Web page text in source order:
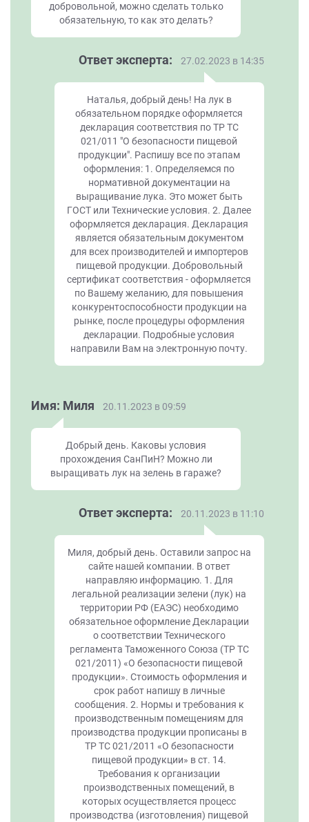
добровольной, можно сделать только
обязательную, то как это делать?
Ответ эксперта: 27.02.2023 в 14:35
Наталья, добрый день! На лук в
обязательном порядке оформляется
декларация соответствия по ТР ТС
021/011 "О безопасности пищевой
продукции". Распишу все по этапам
оформления: 1. Определяемся по
нормативной документации на
выращивание лука. Это может быть
ГОСТ или Технические условия. 2. Далее
оформляется декларация. Декларация
является обязательным документом
для всех производителей и импортеров
пищевой продукции. Добровольный
сертификат соответствия - оформляется
по Вашему желанию, для повышения
конкурентоспособности продукции на
рынке, после процедуры оформления
декларации. Подробные условия
направили Вам на электронную почту.
Имя: Миля 20.11.2023 в 09:59
Добрый день. Каковы условия
прохождения СанПиН? Можно ли
выращивать лук на зелень в гараже?
Ответ эксперта: 20.11.2023 в 11:10
Миля, добрый день. Оставили запрос на
сайте нашей компании. В ответ
направляю информацию. 1. Для
легальной реализации зелени (лук) на
территории РФ (ЕАЭС) необходимо
обязательное оформление Декларации
о соответствии Технического
регламента Таможенного Союза (ТР ТС
021/2011) «О безопасности пищевой
продукции». Стоимость оформления и
срок работ напишу в личные
сообщения. 2. Нормы и требования к
производственным помещениям для
производства продукции прописаны в
ТР ТС 021/2011 «О безопасности
пищевой продукции» в ст. 14.
Требования к организации
производственных помещений, в
которых осуществляется процесс
производства (изготовления) пищевой